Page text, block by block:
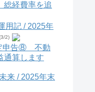
総経費率を追
用記 / 2025年
2)
申告⑧ 不動
通算します
来 / 2025年末